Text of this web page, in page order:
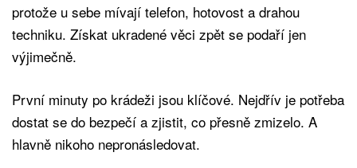
protože u sebe mívají telefon, hotovost a drahou
techniku. Získat ukradené věci zpět se podaří jen
výjimečně.
První minuty po krádeži jsou klíčové. Nejdřív je potřeba
dostat se do bezpečí a zjistit, co přesně zmizelo. A
hlavně nikoho nepronásledovat.